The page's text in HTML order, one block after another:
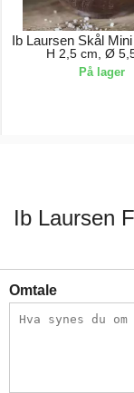
Ib Laursen Skål
H 2,5 cm, Ø
På lager
Ib Laursen
Omtale